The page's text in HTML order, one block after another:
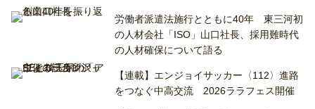
労働者派遣法施行とともに40年 東三河初
の人材会社「ISO」山口社長、採用難時代
の人材確保について語る
【連載】エンジョイサッカー〈112〉進路
をつなぐ中高交流 2026ララフェス開催